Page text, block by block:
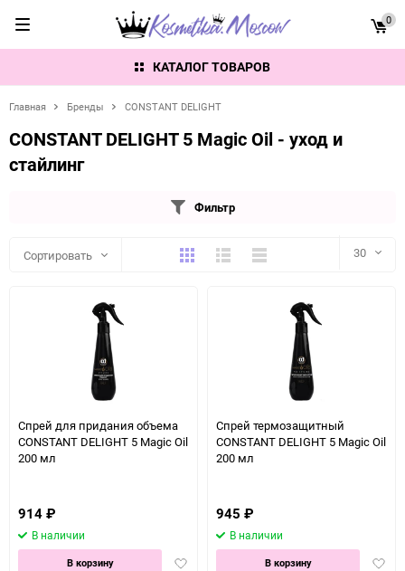
КАТАЛОГ ТОВАРОВ
0
Главная Бренды CONSTANT DELIGHT
CONSTANT DELIGHT 5 Magic Oil - уход и
стайлинг
Фильтр
Сортировать ПлиткаПодробноКомпактно 30
Спрей для придания объема
CONSTANT DELIGHT 5 Magic Oil
200 мл
914 ₽
В наличии
Добавить
В корзину
Спрей термозащитный
CONSTANT DELIGHT 5 Magic Oil
200 мл
945 ₽
В наличии
В корзину